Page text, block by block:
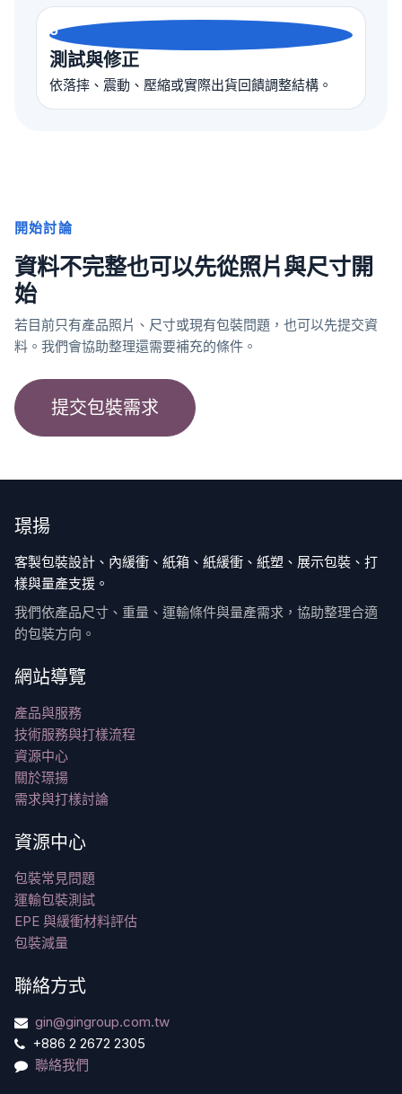
5
測試與修正
依落摔、震動、壓縮或實際出貨回饋調整結構。
開始討論
資料不完整也可以先從照片與尺寸開
始
若目前只有產品照片、尺寸或現有包裝問題，也可以先提交資
料。我們會協助整理還需要補充的條件。
提交包裝需求
璟揚
客製包裝設計、內緩衝、紙箱、紙緩衝、紙塑、展示包裝、打
樣與量產支援。
我們依產品尺寸、重量、運輸條件與量產需求，協助整理合適
的包裝方向。
網站導覽
產品與服務
技術服務與打樣流程
資源中心
關於璟揚
需求與打樣討論
資源中心
包裝常見問題
運輸包裝測試
EPE 與緩衝材料評估
包裝減量
聯絡方式
gin@gingroup.com.tw
+886 2 2672 2305
聯絡我們